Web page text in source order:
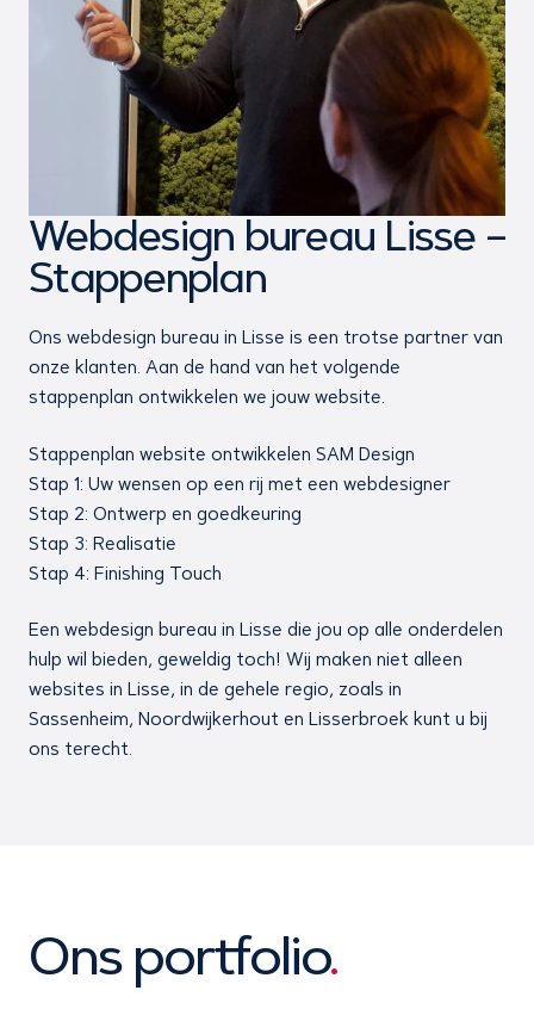
Webdesign bureau Lisse –
Stappenplan
Ons webdesign bureau in Lisse is een trotse partner van
onze klanten. Aan de hand van het volgende
stappenplan ontwikkelen we jouw website.
Stappenplan website ontwikkelen SAM Design
Stap 1: Uw wensen op een rij met een webdesigner
Stap 2: Ontwerp en goedkeuring
Stap 3: Realisatie
Stap 4: Finishing Touch
Een webdesign bureau in Lisse die jou op alle onderdelen
hulp wil bieden, geweldig toch! Wij maken niet alleen
websites in Lisse, in de gehele regio, zoals in
Sassenheim, Noordwijkerhout en Lisserbroek kunt u bij
ons terecht.
Ons portfolio.